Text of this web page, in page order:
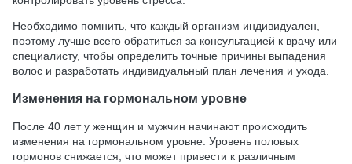
Необходимо помнить, что каждый организм индивидуален,
поэтому лучше всего обратиться за консультацией к врачу или
специалисту, чтобы определить точные причины выпадения
волос и разработать индивидуальный план лечения и ухода.
Изменения на гормональном уровне
После 40 лет у женщин и мужчин начинают происходить
изменения на гормональном уровне. Уровень половых
гормонов снижается, что может привести к различным